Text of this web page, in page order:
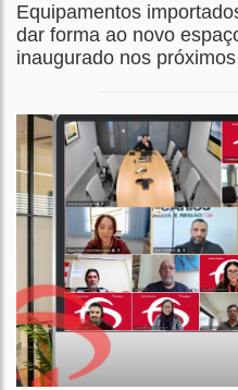
Equipamentos
dar forma ao novo
inaugurado nos